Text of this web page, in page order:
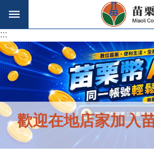
跳到主要內容區塊
:::
:::
歡迎在地店家加入